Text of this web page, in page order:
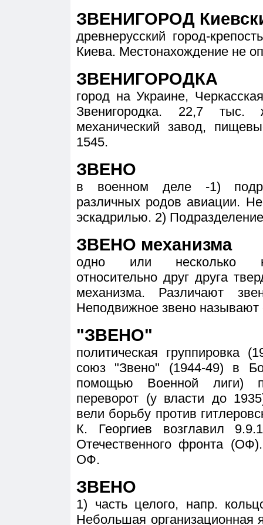
ЗВЕНИГОРОД
древнерусский город-
Киева. Местонахождение не
ЗВЕНИГОРОДКА
город на Украине,
Звенигородка. 22,7 тыс.
механический завод,
1545.
ЗВЕНО
в военном деле -1)
различных родов авиации.
эскадрилью. 2)
ЗВЕНО механизма
одно или несколько
относительно друг друга
механизма. Различают
Неподвижное звено называют
"ЗВЕНО"
политическая группировка
союз "Звено" (1944-49) в
помощью Военной лиги)
переворот (у власти до
вели борьбу против
К. Георгиев возглавил
Отечественного фронта
ОФ.
ЗВЕНО
1) часть целого, напр.
Небольшая организационная